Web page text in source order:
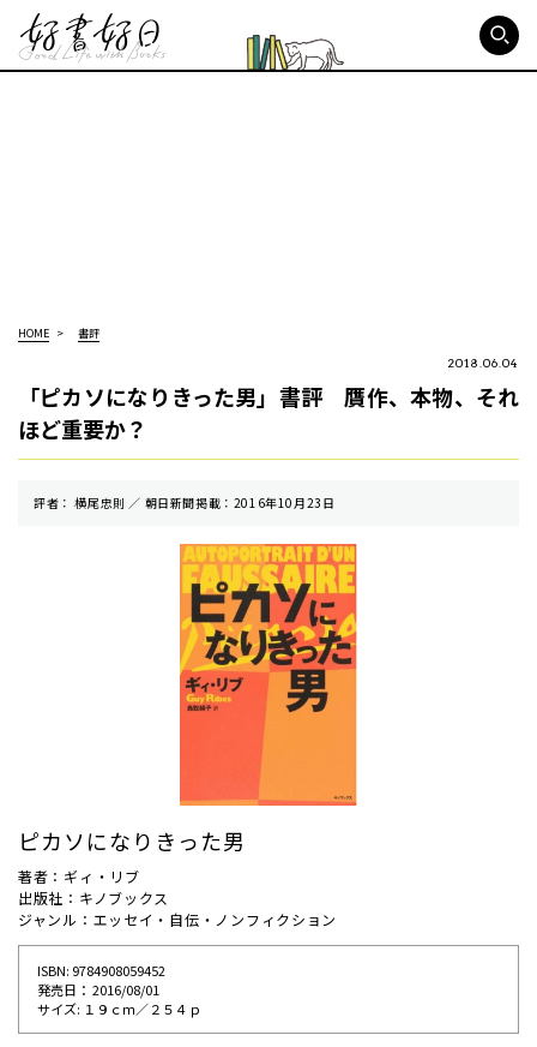
HOME 書評
2018.06.04
「ピカソになりきった男」書評 贋作、本物、それ
ほど重要か？
評者： 横尾忠則 ／ 朝⽇新聞掲載：2016年10月23日
ピカソになりきった男
著者：ギィ・リブ
出版社：キノブックス
ジャンル：エッセイ・自伝・ノンフィクション
ISBN: 9784908059452
発売⽇： 2016/08/01
サイズ: １９ｃｍ／２５４ｐ